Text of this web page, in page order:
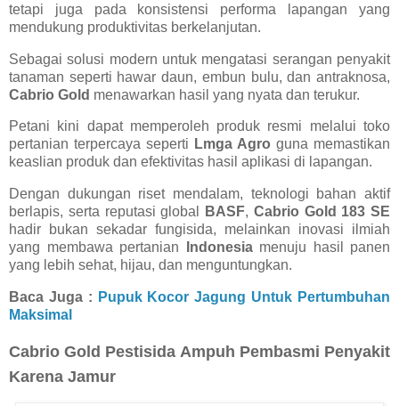
tetapi juga pada konsistensi performa lapangan yang
mendukung produktivitas berkelanjutan.
Sebagai solusi modern untuk mengatasi serangan penyakit
tanaman seperti hawar daun, embun bulu, dan antraknosa,
Cabrio Gold menawarkan hasil yang nyata dan terukur.
Petani kini dapat memperoleh produk resmi melalui toko
pertanian terpercaya seperti Lmga Agro guna memastikan
keaslian produk dan efektivitas hasil aplikasi di lapangan.
Dengan dukungan riset mendalam, teknologi bahan aktif
berlapis, serta reputasi global
BASF, Cabrio Gold 183 SE
hadir bukan sekadar fungisida, melainkan inovasi ilmiah
yang membawa pertanian
Indonesiamenuju hasil panen
yang lebih sehat, hijau, dan menguntungkan.
Baca Juga : Pupuk Kocor Jagung Untuk Pertumbuhan
Maksimal
Cabrio Gold Pestisida Ampuh Pembasmi Penyakit
Karena Jamur